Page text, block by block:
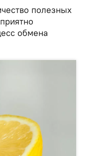
полезных
обмена